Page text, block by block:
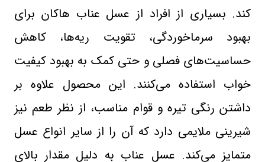
کند. بسیاری از افراد از عسل عناب هاکان برای
بهبود سرماخوردگی، تقویت ریه‌ها، کاهش
حساسیت‌های فصلی و حتی کمک به بهبود کیفیت
خواب استفاده می‌کنند. این محصول علاوه بر
داشتن رنگی تیره و قوام مناسب، از نظر طعم نیز
شیرینی ملایمی دارد که آن را از سایر انواع عسل
متمایز می‌کند. عسل عناب به دلیل مقدار بالای